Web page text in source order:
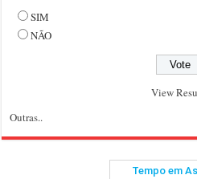
SIM
NÃO
View
Outras..